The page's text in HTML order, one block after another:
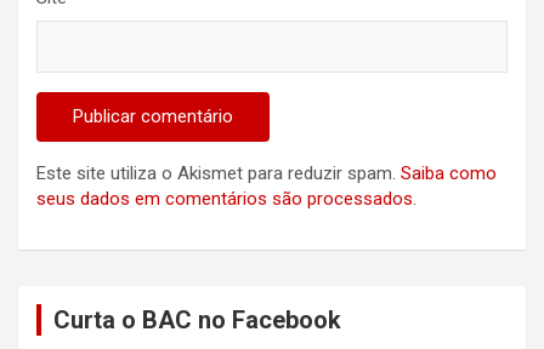
Este site utiliza o Akismet para reduzir spam. Saiba como
seus dados em comentários são processados.
Curta o BAC no Facebook